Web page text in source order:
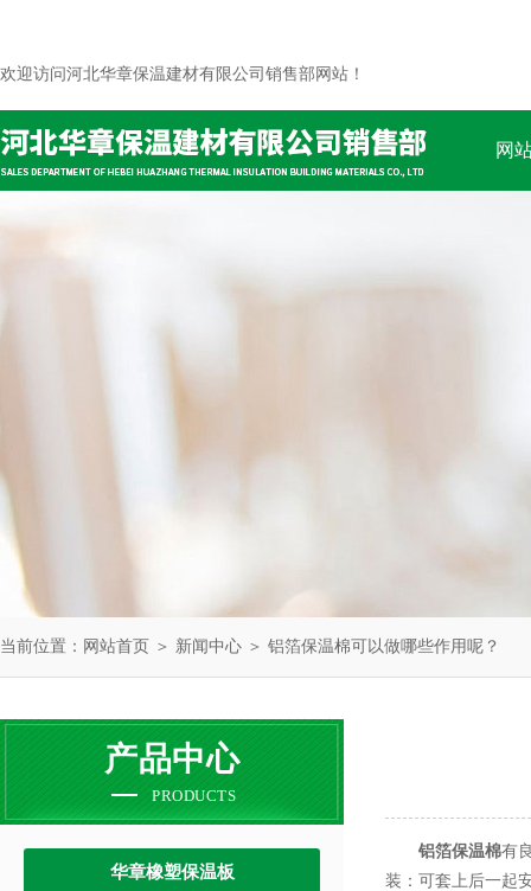
欢迎访问河北华章保温建材有限公司销售部网站！
网
当前位置： 网站首页 ＞ 新闻中心 ＞ 铝箔保温棉可以做哪些作用呢？
产品中心
PRODUCTS
华章橡塑保温板
铝箔保温棉有
装：可套上后一起